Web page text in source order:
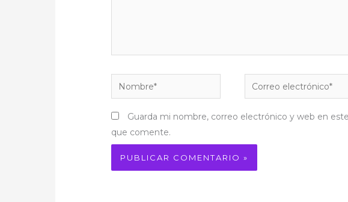
Nombre*
Correo
electrónico*
Guarda mi nombre, correo electrónico y web en
que comente.